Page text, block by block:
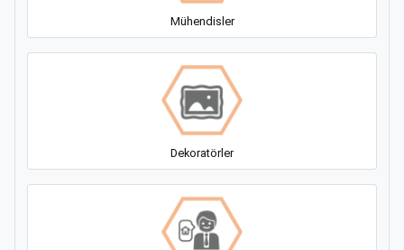
Mühendisler
Dekoratörler